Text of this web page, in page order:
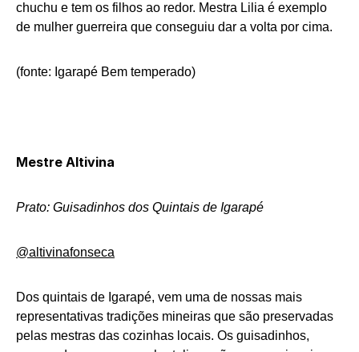
chuchu e tem os filhos ao redor. Mestra Lilia é exemplo
de mulher guerreira que conseguiu dar a volta por cima.
(fonte: Igarapé Bem temperado)
Mestre Altivina
Prato: Guisadinhos dos Quintais de Igarapé
@altivinafonseca
Dos quintais de Igarapé, vem uma de nossas mais
representativas tradições mineiras que são preservadas
pelas mestras das cozinhas locais. Os guisadinhos,